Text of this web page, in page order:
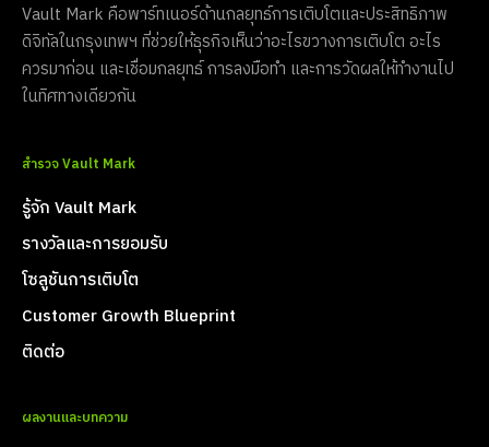
Vault Mark คือพาร์ทเนอร์ด้านกลยุทธ์การเติบโตและประสิทธิภาพ
ดิจิทัลในกรุงเทพฯ ที่ช่วยให้ธุรกิจเห็นว่าอะไรขวางการเติบโต อะไร
ควรมาก่อน และเชื่อมกลยุทธ์ การลงมือทำ และการวัดผลให้ทำงานไป
ในทิศทางเดียวกัน
สำรวจ Vault Mark
รู้จัก Vault Mark
รางวัลและการยอมรับ
โซลูชันการเติบโต
Customer Growth Blueprint
ติดต่อ
ผลงานและบทความ